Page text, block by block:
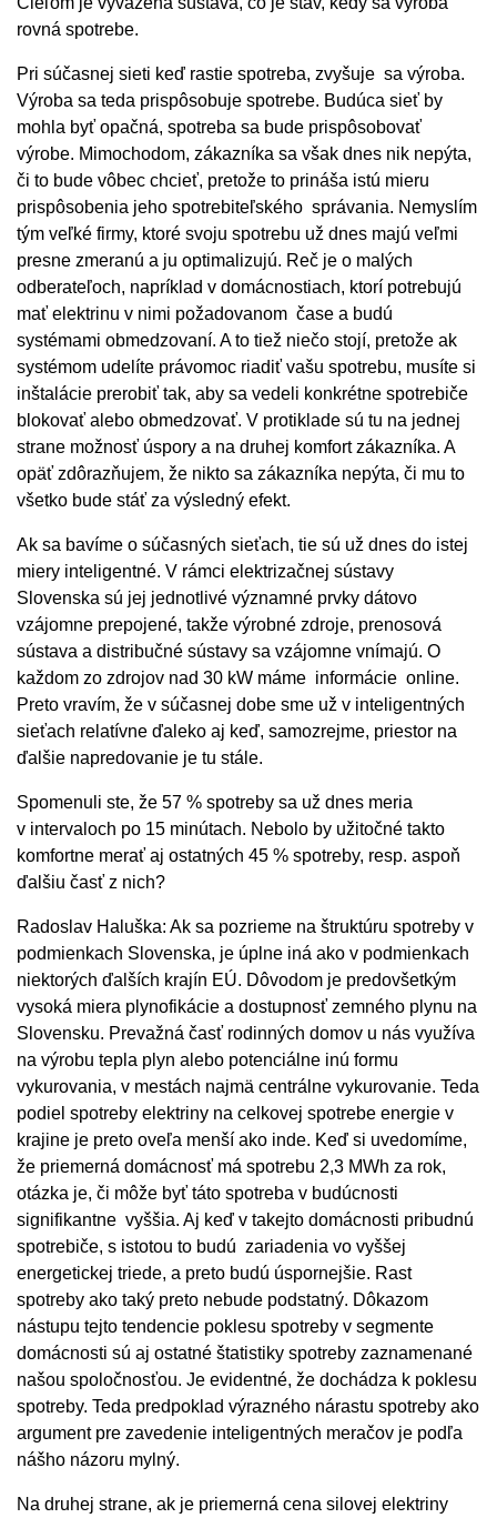
rovná spotrebe.
Pri súčasnej sieti keď rastie spotreba, zvyšuje sa výroba.
Výroba sa teda prispôsobuje spotrebe. Budúca sieť by
mohla byť opačná, spotreba sa bude prispôsobovať
výrobe. Mimochodom, zákazníka sa však dnes nik nepýta,
či to bude vôbec chcieť, pretože to prináša istú mieru
prispôsobenia jeho spotrebiteľského správania. Nemyslím
tým veľké firmy, ktoré svoju spotrebu už dnes majú veľmi
presne zmeranú a ju optimalizujú. Reč je o malých
odberateľoch, napríklad v domácnostiach, ktorí potrebujú
mať elektrinu v nimi požadovanom čase a budú
systémami obmedzovaní. A to tiež niečo stojí, pretože ak
systémom udelíte právomoc riadiť vašu spotrebu, musíte si
inštalácie prerobiť tak, aby sa vedeli konkrétne spotrebiče
blokovať alebo obmedzovať. V protiklade sú tu na jednej
strane možnosť úspory a na druhej komfort zákazníka. A
opäť zdôrazňujem, že nikto sa zákazníka nepýta, či mu to
všetko bude stáť za výsledný efekt.
Ak sa bavíme o súčasných sieťach, tie sú už dnes do istej
miery inteligentné. V rámci elektrizačnej sústavy
Slovenska sú jej jednotlivé významné prvky dátovo
vzájomne prepojené, takže výrobné zdroje, prenosová
sústava a distribučné sústavy sa vzájomne vnímajú. O
každom zo zdrojov nad 30 kW máme informácie online.
Preto vravím, že v súčasnej dobe sme už v inteligentných
sieťach relatívne ďaleko aj keď, samozrejme, priestor na
ďalšie napredovanie je tu stále.
Spomenuli ste, že 57 % spotreby sa už dnes meria
v intervaloch po 15 minútach. Nebolo by užitočné takto
komfortne merať aj ostatných 45 % spotreby, resp. aspoň
ďalšiu časť z nich?
Radoslav Haluška: Ak sa pozrieme na štruktúru spotreby v
podmienkach Slovenska, je úplne iná ako v podmienkach
niektorých ďalších krajín EÚ. Dôvodom je predovšetkým
vysoká miera plynofikácie a dostupnosť zemného plynu na
Slovensku. Prevažná časť rodinných domov u nás využíva
na výrobu tepla plyn alebo potenciálne inú formu
vykurovania, v mestách najmä centrálne vykurovanie. Teda
podiel spotreby elektriny na celkovej spotrebe energie v
krajine je preto oveľa menší ako inde. Keď si uvedomíme,
že priemerná domácnosť má spotrebu 2,3 MWh za rok,
otázka je, či môže byť táto spotreba v budúcnosti
signifikantne vyššia. Aj keď v takejto domácnosti pribudnú
spotrebiče, s istotou to budú zariadenia vo vyššej
energetickej triede, a preto budú úspornejšie. Rast
spotreby ako taký preto nebude podstatný. Dôkazom
nástupu tejto tendencie poklesu spotreby v segmente
domácnosti sú aj ostatné štatistiky spotreby zaznamenané
našou spoločnosťou. Je evidentné, že dochádza k poklesu
spotreby. Teda predpoklad výrazného nárastu spotreby ako
argument pre zavedenie inteligentných meračov je podľa
nášho názoru mylný.
Na druhej strane, ak je priemerná cena silovej elektriny